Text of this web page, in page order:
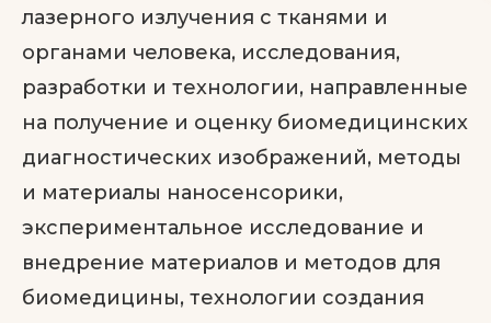
лазерного излучения с тканями и
органами человека, исследования,
разработки и технологии, направленные
на получение и оценку биомедицинских
диагностических изображений, методы
и материалы наносенсорики,
экспериментальное исследование и
внедрение материалов и методов для
биомедицины, технологии создания